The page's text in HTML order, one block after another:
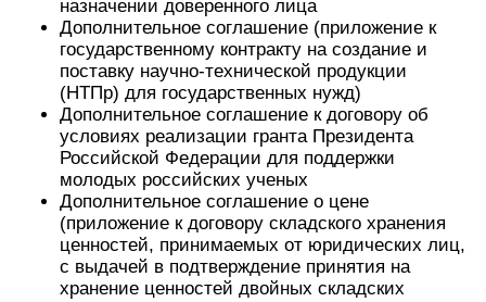
назначении доверенного лица
Дополнительное соглашение (приложение к
государственному контракту на создание и
поставку научно-технической продукции
(НТПр) для государственных нужд)
Дополнительное соглашение к договору об
условиях реализации гранта Президента
Российской Федерации для поддержки
молодых российских ученых
Дополнительное соглашение о цене
(приложение к договору складского хранения
ценностей, принимаемых от юридических лиц,
с выдачей в подтверждение принятия на
хранение ценностей двойных складских